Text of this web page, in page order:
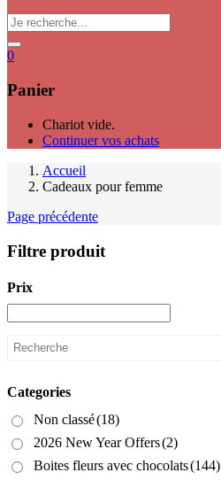
0
Panier
Chariot vide.
Continuer vos achats
Accueil
Cadeaux pour femme
Page précédente
Filtre produit
Prix
Categories
Non classé(18)
2026 New Year Offers(2)
Boites fleurs avec chocolats(144)